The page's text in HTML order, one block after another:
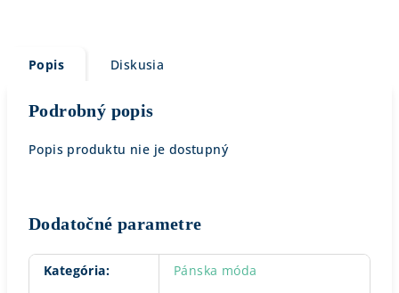
Popis Diskusia
Podrobný popis
Popis produktu nie je dostupný
Dodatočné parametre
Kategória:
Pánska móda